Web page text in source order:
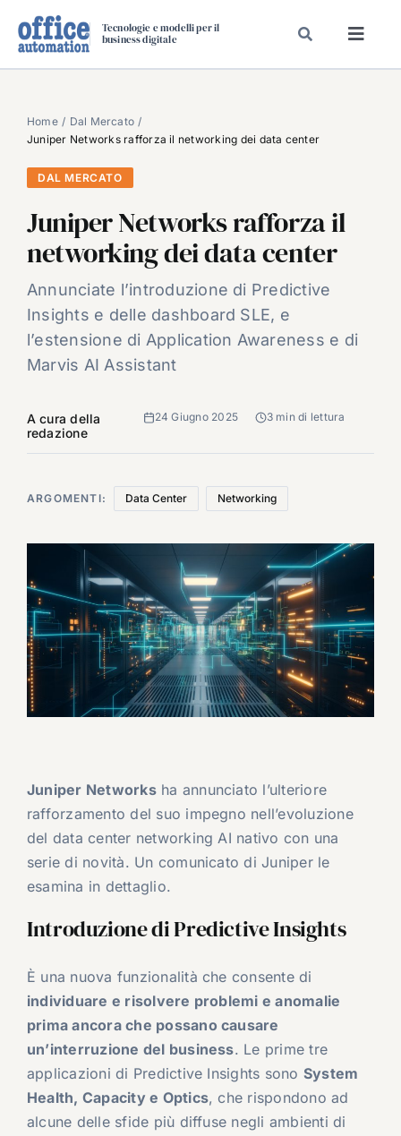
Tecnologie e modelli per il
business digitale
SPECIAL PAPER
TAVOLE ROTONDE DI REDAZIONE
DAL MERCATO
CARRIERE
VIDEO
EVENTI
CHI SIAMO
Home
Dal Mercato
Juniper Networks rafforza il networking dei data center
DAL MERCATO
Juniper Networks rafforza il
networking dei data center
Annunciate l’introduzione di Predictive
Insights e delle dashboard SLE, e
l’estensione di Application Awareness e di
Marvis AI Assistant
A cura della
redazione
24 Giugno 2025 3 min di lettura
ARGOMENTI: Data Center Networking
Juniper Networksha annunciato l’ulteriore
rafforzamento del suo impegno nell’evoluzione
del data center networking AI nativo con una
serie di novità. Un comunicato di Juniper le
esamina in dettaglio.
Introduzione di Predictive Insights
È una nuova funzionalità che consente di
individuare e risolvere problemi e anomalie
prima ancora che possano causare
un’interruzione del business. Le prime tre
applicazioni di Predictive Insights sono System
Health, Capacity e Optics, che rispondono ad
alcune delle sfide più diffuse negli ambienti di